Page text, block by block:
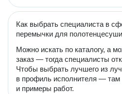
Как выбрать специалиста в
перемычки для
Можно искать по каталогу, а
заказ — тогда специалисты
Чтобы выбрать лучшего из
в профиль исполнителя — там
и примеры работ.